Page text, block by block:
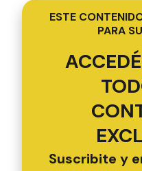
ESTE
PARA
Suscribite y